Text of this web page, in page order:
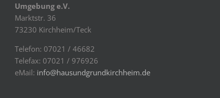
Umgebung e.V.
Marktstr. 36
73230 Kirchheim/Teck
Telefon: 07021 / 46682
Telefax: 07021 / 976926
eMail: info@hausundgrundkirchheim.de